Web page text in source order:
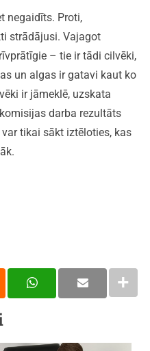
negaidīts. Proti,
strādājusi. Vajagot
– tie ir tādi cilvēki,
un algas ir gatavi kaut ko
ir jāmeklē, uzskata
darba rezultāts
tikai sākt iztēloties, kas